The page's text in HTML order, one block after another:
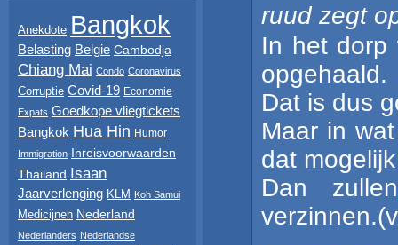
Anekdote Bangkok
Belasting Belgie Cambodja
Chiang Mai Condo Coronavirus
Corruptie Covid-19 Economie
Expats Goedkope vliegtickets
Bangkok Hua Hin Humor
Immigration Inreisvoorwaarden
Thailand Isaan
Jaarverlenging KLM Koh Samui
Medicijnen Nederland
Nederlanders Nederlandse
ruud zegt
In het dorp
opgehaald.
Dat is dus
Maar in
dat
Dan